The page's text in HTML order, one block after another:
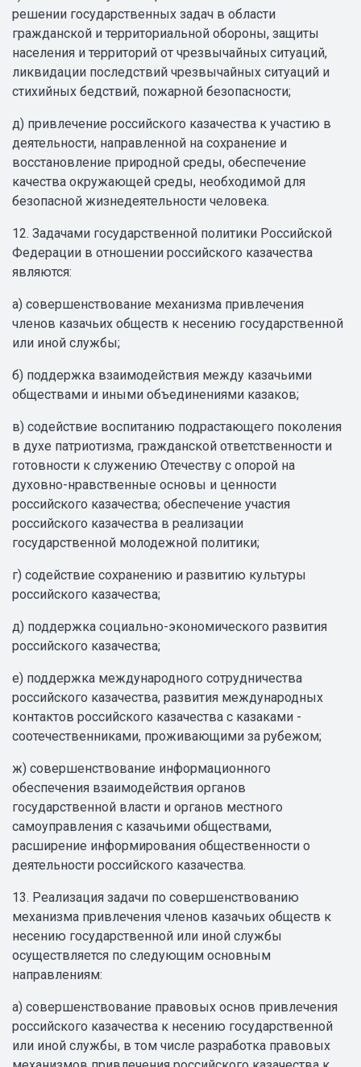
решении государственных задач в области
гражданской и территориальной обороны, защиты
населения и территорий от чрезвычайных ситуаций,
ликвидации последствий чрезвычайных ситуаций и
стихийных бедствий, пожарной безопасности;
д) привлечение российского казачества к участию в
деятельности, направленной на сохранение и
восстановление природной среды, обеспечение
качества окружающей среды, необходимой для
безопасной жизнедеятельности человека.
12. Задачами государственной политики Российской
Федерации в отношении российского казачества
являются:
а) совершенствование механизма привлечения
членов казачьих обществ к несению государственной
или иной службы;
б) поддержка взаимодействия между казачьими
обществами и иными объединениями казаков;
в) содействие воспитанию подрастающего поколения
в духе патриотизма, гражданской ответственности и
готовности к служению Отечеству с опорой на
духовно-нравственные основы и ценности
российского казачества; обеспечение участия
российского казачества в реализации
государственной молодежной политики;
г) содействие сохранению и развитию культуры
российского казачества;
д) поддержка социально-экономического развития
российского казачества;
е) поддержка международного сотрудничества
российского казачества, развития международных
контактов российского казачества с казаками -
соотечественниками, проживающими за рубежом;
ж) совершенствование информационного
обеспечения взаимодействия органов
государственной власти и органов местного
самоуправления с казачьими обществами,
расширение информирования общественности о
деятельности российского казачества.
13. Реализация задачи по совершенствованию
механизма привлечения членов казачьих обществ к
несению государственной или иной службы
осуществляется по следующим основным
направлениям:
а) совершенствование правовых основ привлечения
российского казачества к несению государственной
или иной службы, в том числе разработка правовых